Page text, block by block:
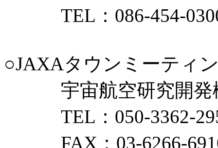
TEL：086-454-
○JAXAタウンミーティ
宇宙航空研究開発
TEL：050-3362-
FAX：03-6266-